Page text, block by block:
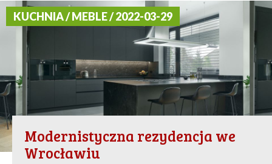
KUCHNIA / MEBLE / 2022-03-29
Modernistyczna rezydencja we
Wrocławiu